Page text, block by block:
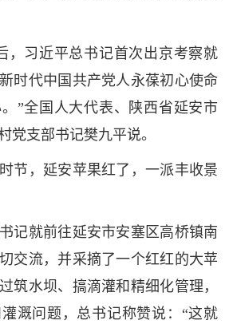
习近平总书记首次出京考察就
时代中国共产党人永葆初心使命
”全国人大代表、陕西省延安市
党支部书记樊九平说。
，延安苹果红了，一派丰收景
就前往延安市安塞区高桥镇南
交流，并采摘了一个红红的大苹
筑水坝、搞滴灌和精细化管理，
溉问题，总书记称赞说：“这就